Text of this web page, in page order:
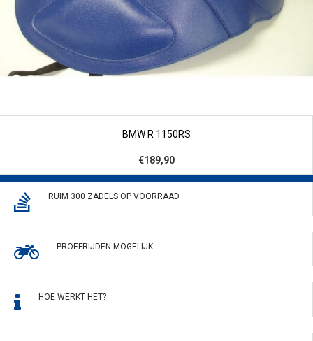
BMW R 1150RS
€189,90
RUIM 300 ZADELS OP VOORRAAD
PROEFRIJDEN MOGELIJK
HOE WERKT HET?